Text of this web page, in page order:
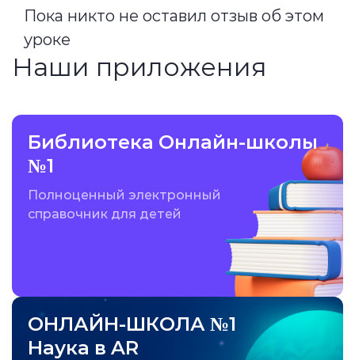
Пока никто не оставил отзыв об этом
уроке
Наши приложения
Библиотека Онлайн-школы
№1
Полноценный электронный
справочник для детей
ОНЛАЙН-ШКОЛА №1
Наука в AR